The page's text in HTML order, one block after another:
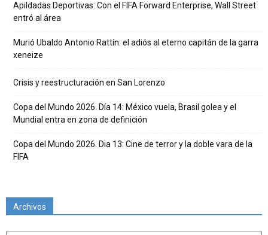
Apildadas Deportivas: Con el FIFA Forward Enterprise, Wall Street
entró al área
Murió Ubaldo Antonio Rattín: el adiós al eterno capitán de la garra
xeneize
Crisis y reestructuración en San Lorenzo
Copa del Mundo 2026. Día 14: México vuela, Brasil golea y el
Mundial entra en zona de definición
Copa del Mundo 2026. Dia 13: Cine de terror y la doble vara de la
FIFA
Archivos
Archivos